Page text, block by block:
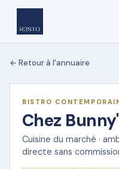
← Retour à l'annuaire
★ DÉMO R3STO
BISTRO
Chez
Cuisine du marché ·
directe sans